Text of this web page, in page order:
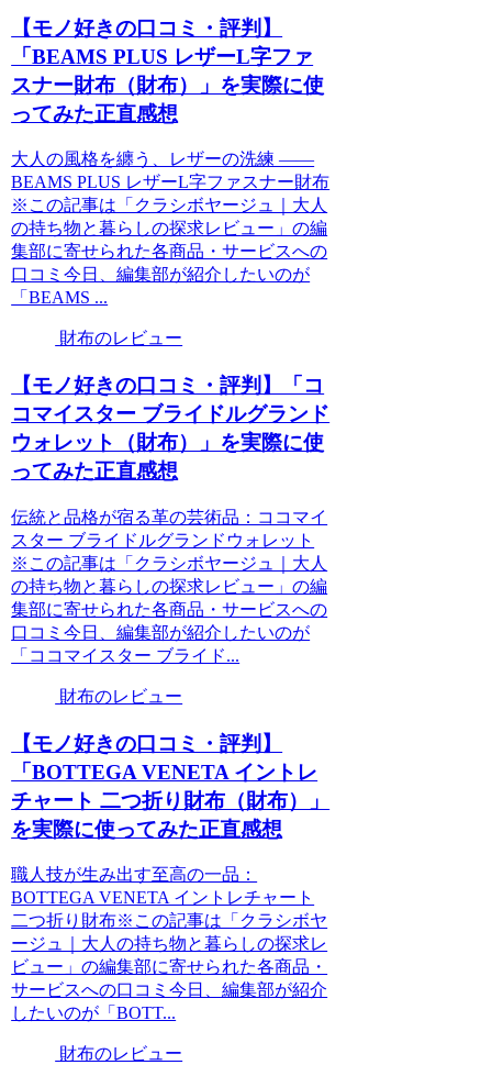
【モノ好きの口コミ・評判】
「BEAMS PLUS レザーL字ファ
スナー財布（財布）」を実際に使
ってみた正直感想
大人の風格を纏う、レザーの洗練 ――
BEAMS PLUS レザーL字ファスナー財布
※この記事は「クラシボヤージュ｜大人
の持ち物と暮らしの探求レビュー」の編
集部に寄せられた各商品・サービスへの
口コミ今日、編集部が紹介したいのが
「BEAMS ...
財布のレビュー
【モノ好きの口コミ・評判】「コ
コマイスター ブライドルグランド
ウォレット（財布）」を実際に使
ってみた正直感想
伝統と品格が宿る革の芸術品：ココマイ
スター ブライドルグランドウォレット
※この記事は「クラシボヤージュ｜大人
の持ち物と暮らしの探求レビュー」の編
集部に寄せられた各商品・サービスへの
口コミ今日、編集部が紹介したいのが
「ココマイスター ブライド...
財布のレビュー
【モノ好きの口コミ・評判】
「BOTTEGA VENETA イントレ
チャート 二つ折り財布（財布）」
を実際に使ってみた正直感想
職人技が生み出す至高の一品：
BOTTEGA VENETA イントレチャート
二つ折り財布※この記事は「クラシボヤ
ージュ｜大人の持ち物と暮らしの探求レ
ビュー」の編集部に寄せられた各商品・
サービスへの口コミ今日、編集部が紹介
したいのが「BOTT...
財布のレビュー